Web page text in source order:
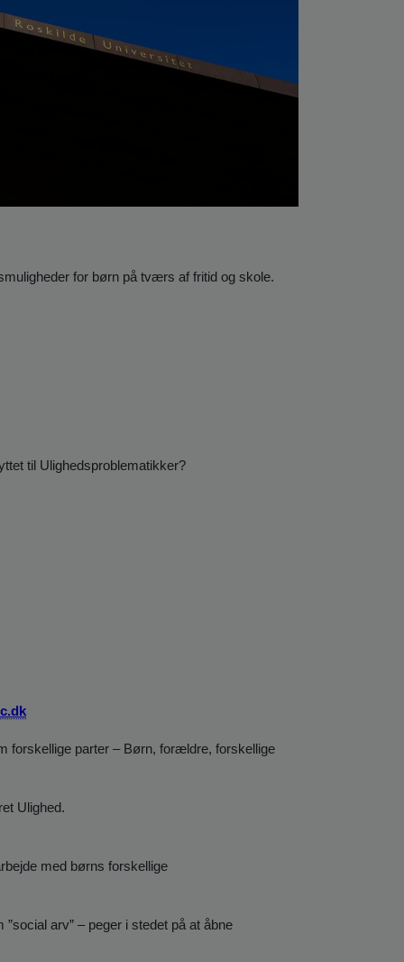
for børn på tværs af fritid og skole.
til Ulighedsproblematikker?
forskellige parter – Børn, forældre, forskellige
Ulighed.
med børns forskellige
arv” – peger i stedet på at åbne